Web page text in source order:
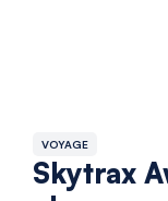
VOYAGE
Skytrax